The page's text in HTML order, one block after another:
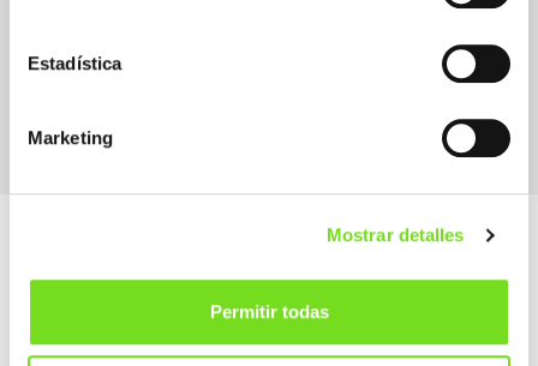
Estadística
Marketing
Mostrar detalles
Permitir todas
Supplier Suministrador / Proveedor